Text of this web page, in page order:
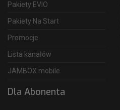
Pakiety EVIO
Pakiety Na Start
Promocje
Lista kanałów
JAMBOX mobile
Dla Abonenta